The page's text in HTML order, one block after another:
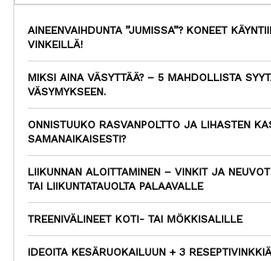
AINEENVAIHDUNTA ”JUMISSA”? KONEET
VINKEILLÄ!
MIKSI AINA VÄSYTTÄÄ? – 5 MAHDOLLISTA
VÄSYMYKSEEN.
ONNISTUUKO RASVANPOLTTO JA LIHASTEN
SAMANAIKAISESTI?
LIIKUNNAN ALOITTAMINEN – VINKIT JA
TAI LIIKUNTATAUOLTA PALAAVALLE
TREENIVÄLINEET KOTI- TAI MÖKKISALILLE
IDEOITA KESÄRUOKAILUUN + 3 RESEPTIVINKKIÄ